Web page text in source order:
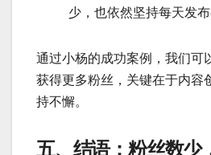
少，也依然坚持每天发布
通过小杨的成功案例，我们可
获得更多粉丝，关键在于内容
持不懈。
五、结语：粉丝数少